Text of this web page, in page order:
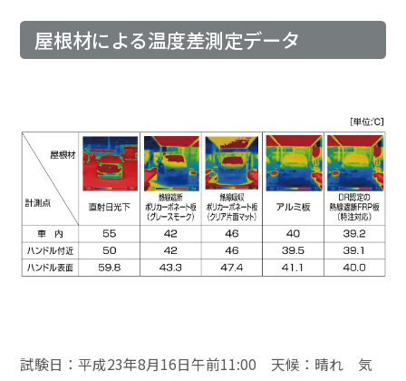
屋根材による温度差測定データ
試験日：平成23年8月16日午前11:00 天候：晴れ 気